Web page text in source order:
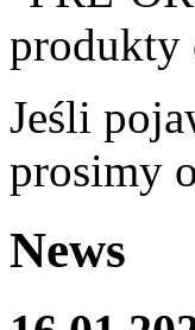
produkty
Jeśli
prosimy
News